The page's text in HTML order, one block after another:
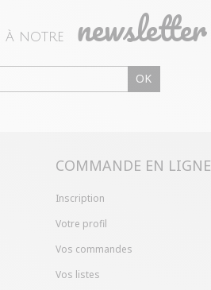
à notre newsletter
OK
COMMANDE EN LIGNE
Inscription
Votre profil
Vos commandes
Vos listes